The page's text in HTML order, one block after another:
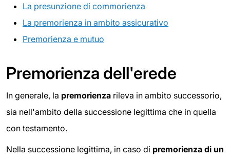
La presunzione di commorienza
La premorienza in ambito assicurativo
Premorienza e mutuo
Premorienza dell'erede
In generale, la premorienza rileva in ambito successorio,
sia nell'ambito della successione legittima che in quella
con testamento.
Nella successione legittima, in caso di premorienza di un